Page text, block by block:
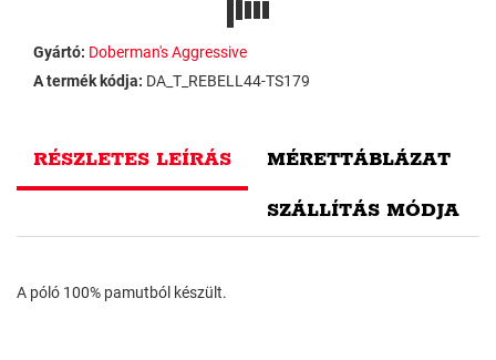
Gyártó: Doberman's Aggressive
A termék kódja: DA_T_REBELL44-TS179
RÉSZLETES LEÍRÁS MÉRETTÁBLÁZAT
SZÁLLÍTÁS MÓDJA
A póló 100% pamutból készült.